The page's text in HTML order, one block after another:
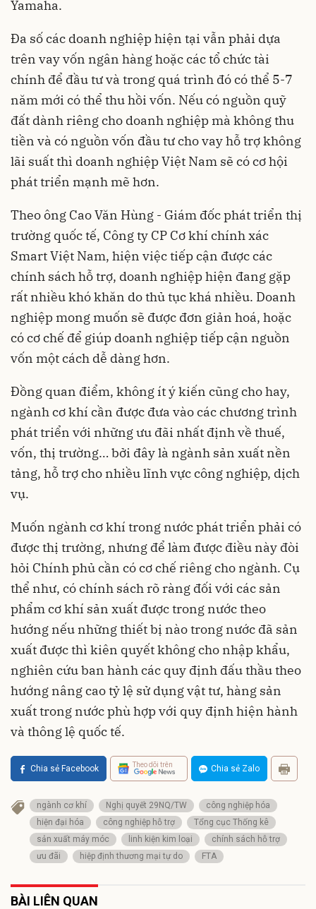
Yamaha.
Đa số các doanh nghiệp hiện tại vẫn phải dựa
trên vay vốn ngân hàng hoặc các tổ chức tài
chính để đầu tư và trong quá trình đó có thể 5-7
năm mới có thể thu hồi vốn. Nếu có nguồn quỹ
đất dành riêng cho doanh nghiệp mà không thu
tiền và có nguồn vốn đầu tư cho vay hỗ trợ không
lãi suất thì doanh nghiệp Việt Nam sẽ có cơ hội
phát triển mạnh mẽ hơn.
Theo ông Cao Văn Hùng - Giám đốc phát triển thị
trường quốc tế, Công ty CP Cơ khí chính xác
Smart Việt Nam, hiện việc tiếp cận được các
chính sách hỗ trợ, doanh nghiệp hiện đang gặp
rất nhiều khó khăn do thủ tục khá nhiều. Doanh
nghiệp mong muốn sẽ được đơn giản hoá, hoặc
có cơ chế để giúp doanh nghiệp tiếp cận nguồn
vốn một cách dễ dàng hơn.
Đồng quan điểm, không ít ý kiến cũng cho hay,
ngành cơ khí cần được đưa vào các chương trình
phát triển với những ưu đãi nhất định về thuế,
vốn, thị trường… bởi đây là ngành sản xuất nền
tảng, hỗ trợ cho nhiều lĩnh vực công nghiệp, dịch
vụ.
Muốn ngành cơ khí trong nước phát triển phải có
được thị trường, nhưng để làm được điều này đòi
hỏi Chính phủ cần có cơ chế riêng cho ngành. Cụ
thể như, có chính sách rõ ràng đối với các sản
phẩm cơ khí sản xuất được trong nước theo
hướng nếu những thiết bị nào trong nước đã sản
xuất được thì kiên quyết không cho nhập khẩu,
nghiên cứu ban hành các quy định đấu thầu theo
hướng nâng cao tỷ lệ sử dụng vật tư, hàng sản
xuất trong nước phù hợp với quy định hiện hành
và thông lệ quốc tế.
Chia sẻ Facebook Theo dõi trên Chia sẻ Zalo
ngành cơ khí Nghị quyết 29NQ/TW
công nghiệp hóa
hiện đại hóa
công nghiệp hỗ trợ
Tổng cục Thống kê
sản xuất máy móc
linh kiện kim loại
chính sách hỗ trợ
ưu đãi
hiệp định thương mại tự do FTA
BÀI LIÊN QUAN